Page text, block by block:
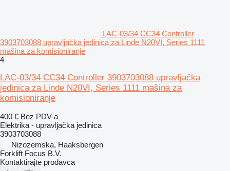
LAC-03/34 CC34 Controller
3903703088 upravljačka jedinica za Linde N20VI, Series 1111
mašina za komisioniranje
4
LAC-03/34 CC34 Controller 3903703088 upravljačka
jedinica za Linde N20VI, Series 1111 mašina za
komisioniranje
400 € Bez PDV-a
Elektrika - upravljačka jedinica
3903703088
Nizozemska, Haaksbergen
Forklift Focus B.V.
Kontaktirajte prodavca